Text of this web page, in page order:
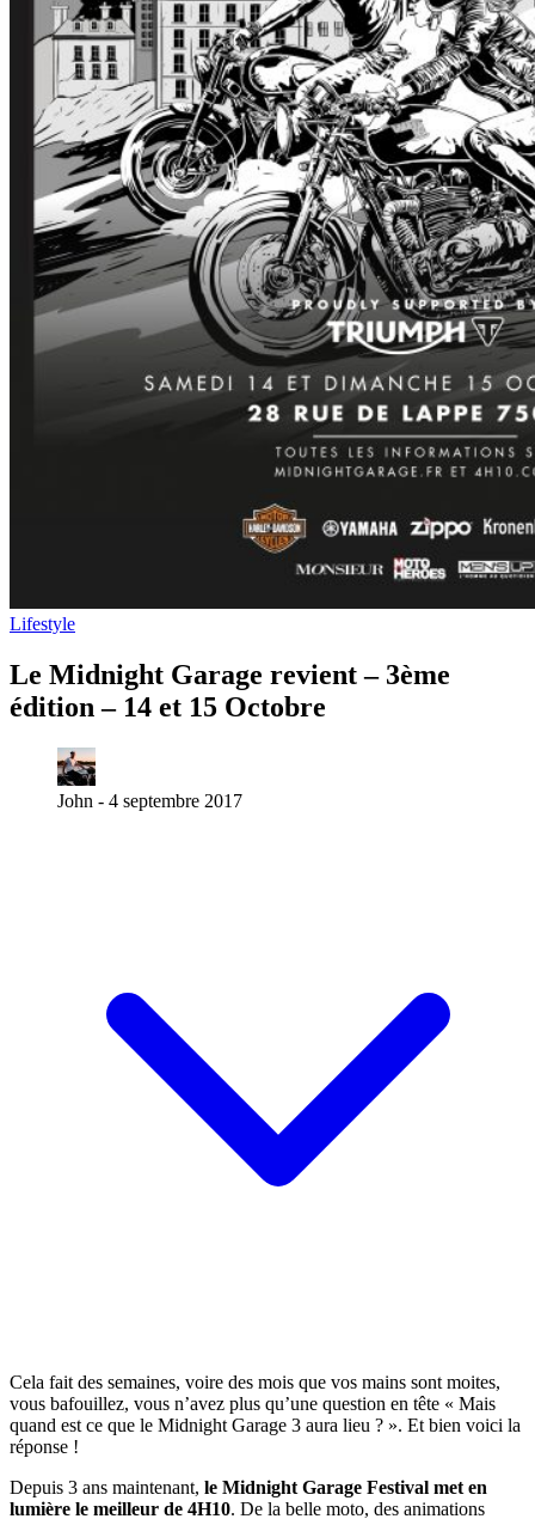
Lifestyle
Le Midnight Garage revient – 3ème
édition – 14 et 15 Octobre
John - 4 septembre 2017
Cela fait des semaines, voire des mois que vos mains sont moites,
vous bafouillez, vous n’avez plus qu’une question en tête « Mais
quand est ce que le Midnight Garage 3 aura lieu ? ». Et bien voici la
réponse !
Depuis 3 ans maintenant, le Midnight Garage Festival met en
lumière le meilleur de 4H10. De la belle moto, des animations